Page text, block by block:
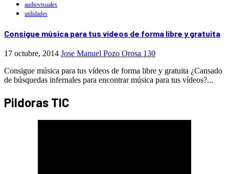
audiovisuales
utilidades
Consigue música para tus vídeos de forma libre y gratuita
17 octubre, 2014 Jose Manuel Pozo Orosa 130
Consigue música para tus vídeos de forma libre y gratuita ¿Cansado
de búsquedas infernales para encontrar música para tus vídeos?...
Pildoras TIC